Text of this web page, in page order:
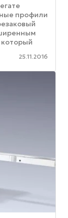
профили
который
...
25.11.2016